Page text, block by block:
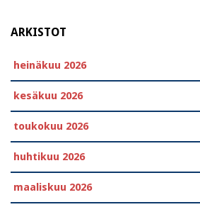
ARKISTOT
heinäkuu 2026
kesäkuu 2026
toukokuu 2026
huhtikuu 2026
maaliskuu 2026